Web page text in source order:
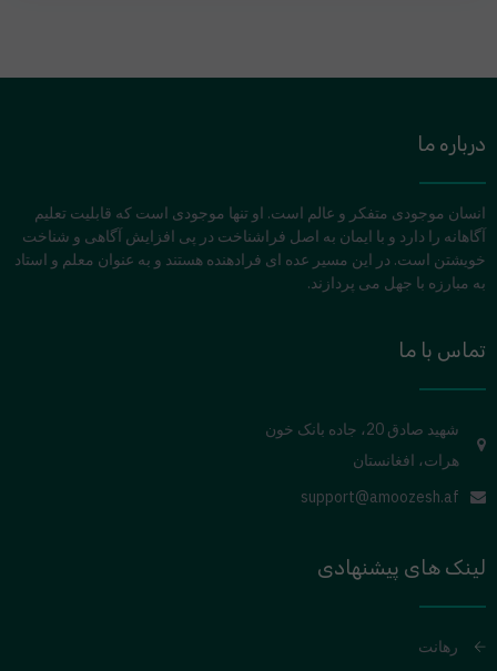
درباره ما
انسان موجودی متفکر و عالم است. او تنها موجودی است که قابلیت تعلیم
آگاهانه را دارد و با ایمان به اصل فراشناخت در پی افزایش آگاهی و شناخت
خویشتن است. در این مسیر عده ای فرادهنده هستند و به عنوان معلم و استاد
به مبارزه با جهل می پردازند.
تماس با ما
شهید صادق 20، جاده بانک خون
هرات، افغانستان
support@amoozesh.af
لینک های پیشنهادی
رهانت